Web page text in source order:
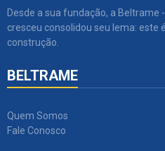
Desde a sua fundação, a Beltrame
cresceu consolidou seu lema: este
construção.
BELTRAME
Quem Somos
Fale Conosco